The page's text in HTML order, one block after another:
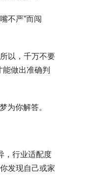
不严”而闯
以，千万不要
做出准确判
为你解答。
，行业适配度
发现自己或家